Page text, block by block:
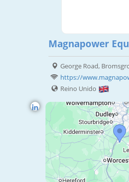
Magnapower
George Road,
https://
Reino Unido